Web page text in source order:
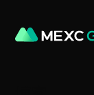
content